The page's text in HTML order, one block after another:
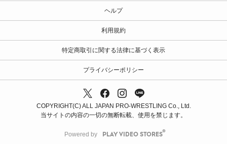
ヘルプ
利用規約
特定商取引に関する法律に基づく表示
プライバシーポリシー
COPYRIGHT(C) ALL JAPAN PRO-WRESTLING Co., Ltd.
当サイトの内容の一切の無断転載、使用を禁じます。
Powered by PLAY VIDEO STORES